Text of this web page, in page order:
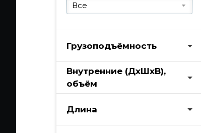
Все
Грузоподъёмность
Внутренние (ДхШхВ),
объём
Длина